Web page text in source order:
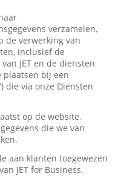
verzamelen,
de verwerking van
inclusief de
JET en de diensten
plaatsen bij een
die via onze Diensten
op de website,
die we van
aan klanten toegewezen
JET for Business.